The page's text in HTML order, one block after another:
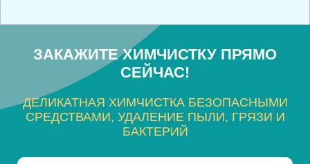
ЗАКАЖИТЕ ХИМЧИСТКУ ПРЯМО
СЕЙЧАС!
ДЕЛИКАТНАЯ ХИМЧИСТКА БЕЗОПАСНЫМИ
СРЕДСТВАМИ, УДАЛЕНИЕ ПЫЛИ, ГРЯЗИ И
БАКТЕРИЙ